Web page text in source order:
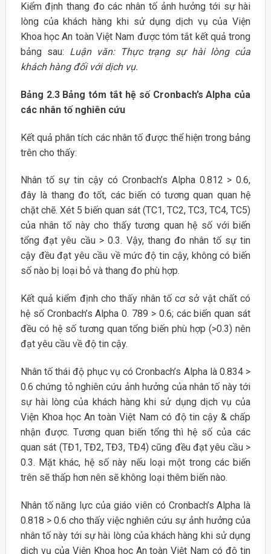
Kiểm định thang đo các nhân tố ảnh hưởng tới sự hài
lòng của khách hàng khi sử dụng dịch vụ của Viện
Khoa học An toàn Việt Nam được tóm tắt kết quả trong
bảng sau: Luận văn: Thực trạng sự hài lòng của
khách hàng đối với dịch vụ.
Bảng 2.3 Bảng tóm tắt hệ số Cronbach’s Alpha của
các nhân tố nghiên cứu
Kết quả phân tích các nhân tố được thể hiện trong bảng
trên cho thấy:
Nhân tố sự tin cậy có Cronbach’s Alpha 0.812 > 0.6,
đây là thang đo tốt, các biến có tương quan quan hệ
chặt chẽ. Xét 5 biến quan sát (TC1, TC2, TC3, TC4, TC5)
của nhân tố này cho thấy tương quan hệ số với biến
tổng đạt yêu cầu > 0.3. Vậy, thang đo nhân tố sự tin
cậy đều đạt yêu cầu về mức độ tin cậy, không có biến
số nào bị loại bỏ và thang đo phù hợp.
Kết quả kiểm định cho thấy nhân tố cơ sở vật chất có
hệ số Cronbach’s Alpha 0. 789 > 0.6; các biến quan sát
đều có hệ số tương quan tổng biến phù hợp (>0.3) nên
đạt yêu cầu về độ tin cậy.
Nhân tố thái độ phục vụ có Cronbach’s Alpha là 0.834 >
0.6 chứng tỏ nghiên cứu ảnh hưởng của nhân tố này tới
sự hài lòng của khách hàng khi sử dụng dịch vụ của
Viện Khoa học An toàn Việt Nam có độ tin cậy & chấp
nhận được. Tương quan biến tổng thì hệ số của các
quan sát (TĐ1, TĐ2, TĐ3, TĐ4) cũng đều đạt yêu cầu >
0.3. Mặt khác, hệ số này nếu loại một trong các biến
trên sẽ thấp hơn nên sẽ không loại thêm biến nào.
Nhân tố năng lực của giáo viên có Cronbach’s Alpha là
0.818 > 0.6 cho thấy việc nghiên cứu sự ảnh hưởng của
nhân tố này tới sự hài lòng của khách hàng khi sử dụng
dịch vụ của Viện Khoa học An toàn Việt Nam có độ tin